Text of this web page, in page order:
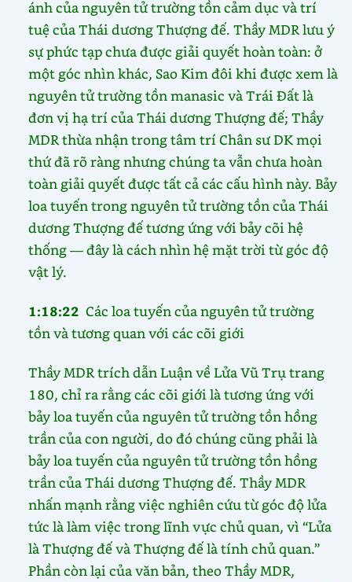
ánh của nguyên tử trường tồn cảm dục và trí
tuệ của Thái dương Thượng đế. Thầy MDR lưu ý
sự phức tạp chưa được giải quyết hoàn toàn: ở
một góc nhìn khác, Sao Kim đôi khi được xem là
nguyên tử trường tồn manasic và Trái Đất là
đơn vị hạ trí của Thái dương Thượng đế; Thầy
MDR thừa nhận trong tâm trí Chân sư DK mọi
thứ đã rõ ràng nhưng chúng ta vẫn chưa hoàn
toàn giải quyết được tất cả các cấu hình này. Bảy
loa tuyến trong nguyên tử trường tồn của Thái
dương Thượng đế tương ứng với bảy cõi hệ
thống — đây là cách nhìn hệ mặt trời từ góc độ
vật lý.
1:18:22Các loa tuyến của nguyên tử trường
tồn và tương quan với các cõi giới
Thầy MDR trích dẫn Luận về Lửa Vũ Trụ trang
180, chỉ ra rằng các cõi giới là tương ứng với
bảy loa tuyến của nguyên tử trường tồn hồng
trần của con người, do đó chúng cũng phải là
bảy loa tuyến của nguyên tử trường tồn hồng
trần của Thái dương Thượng đế. Thầy MDR
nhấn mạnh rằng việc nghiên cứu từ góc độ lửa
tức là làm việc trong lĩnh vực chủ quan, vì “Lửa
là Thượng đế và Thượng đế là tính chủ quan.”
Phần còn lại của văn bản, theo Thầy MDR,